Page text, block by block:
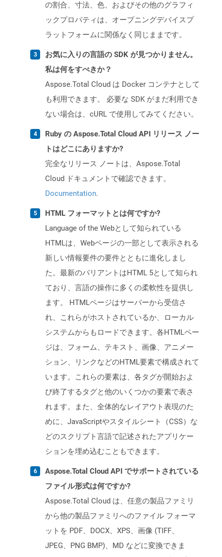
の割合、寸法、色、およびその他のグラフィ
ックプロパティは、オープニングデバイスプ
ラットフォームに関係なく同じままです。
お気に入りの言語の SDK が見つかりません。
私は何をすべきか？
Aspose.Total Cloud は Docker コンテナとして
も利用できます。 必要な SDK がまだ利用でき
ない場合は、cURL で使用してみてください。
Ruby の Aspose.Total Cloud API リリース ノー
トはどこにありますか?
完全なリリース ノートは、Aspose.Total
Cloud ドキュメントで確認できます。
Documentation.
HTML フォーマットとは何ですか?
Language of the Webとして知られている
HTMLは、Webページの一部として表示される
新しい情報要件の要件とともに進化しまし
た。最新のバリアントはHTML 5として知られ
ており、言語の操作に多くの柔軟性を提供し
ます。 HTMLページはサーバーから受信さ
れ、これらがホストされているか、ローカル
システムからもロードできます。各HTMLペー
ジは、フォーム、テキスト、画像、アニメー
ション、リンクなどのHTML要素で構成されて
います。これらの要素は、各タグが開始およ
び終了するタグと他のいくつかの要素で表さ
れます。また、全体的なレイアウト表現のた
めに、JavaScriptやスタイルシート（CSS）な
どのスクリプト言語で記述されたアプリケー
ションを埋め込むこともできます。
Aspose.Total Cloud API でサポートされている
ファイル形式は何ですか?
Aspose.Total Cloud は、任意の製品ファミリ
から他の製品ファミリへのファイル フォーマ
ットを PDF、DOCX、XPS、画像 (TIFF、
JPEG、PNG BMP)、MD などに変換できま